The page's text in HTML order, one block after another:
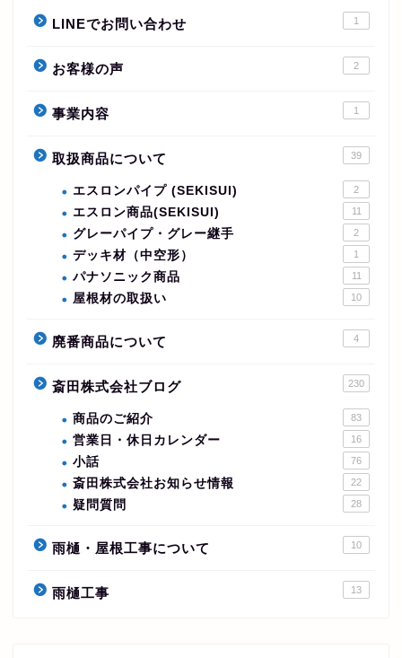
LINEでお問い合わせ 1
お客様の声 2
事業内容 1
取扱商品について 39
エスロンパイプ (SEKISUI) 2
エスロン商品(SEKISUI) 11
グレーパイプ・グレー継手 2
デッキ材（中空形） 1
パナソニック商品 11
屋根材の取扱い 10
廃番商品について 4
斎田株式会社ブログ 230
商品のご紹介 83
営業日・休日カレンダー 16
小話 76
斎田株式会社お知らせ情報 22
疑問質問 28
雨樋・屋根工事について 10
雨樋工事 13